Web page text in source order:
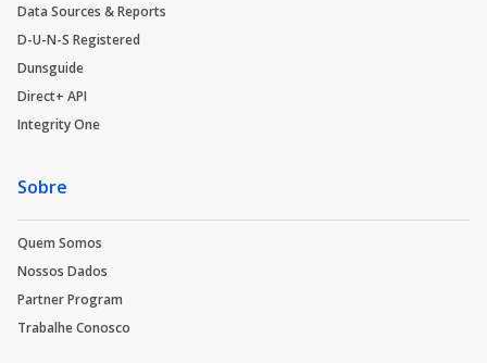
Data Sources & Reports
D-U-N-S Registered
Dunsguide
Direct+ API
Integrity One
Sobre
Quem Somos
Nossos Dados
Partner Program
Trabalhe Conosco